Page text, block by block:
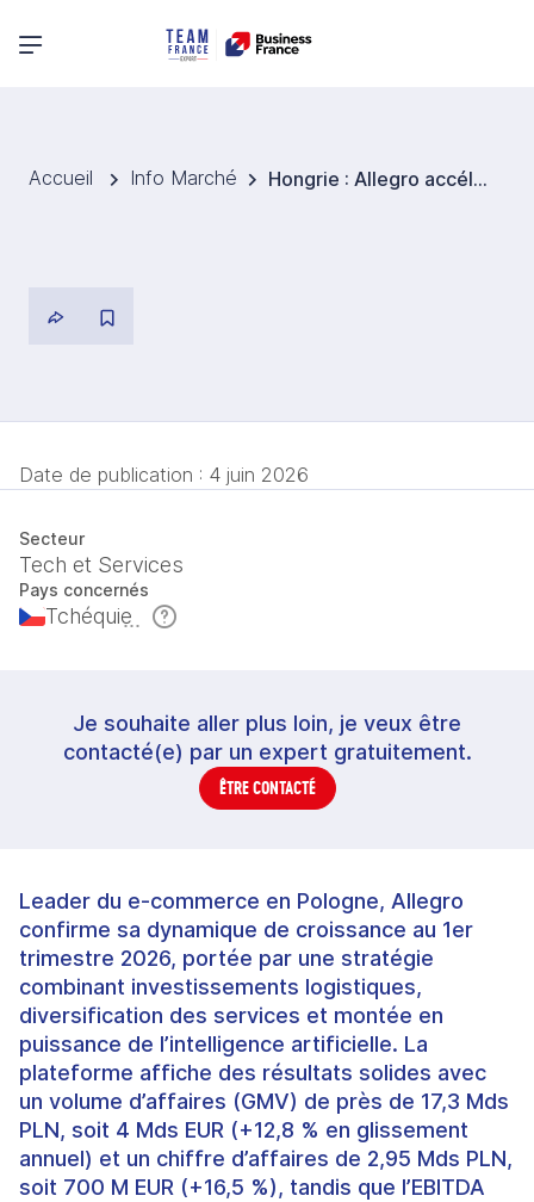
Menu principal
Accueil Info Marché Hongrie : Allegro accélère sa transformation pour consolider son leadership en Europe centrale
Date de publication : 4 juin 2026
Secteur
Tech et Services
Pays concernés
Tchéquie
Je souhaite aller plus loin, je veux être
contacté(e) par un expert gratuitement.
ÊTRE CONTACTÉ
Leader du e-commerce en Pologne, Allegro
confirme sa dynamique de croissance au 1er
trimestre 2026, portée par une stratégie
combinant investissements logistiques,
diversification des services et montée en
puissance de l’intelligence artificielle. La
plateforme affiche des résultats solides avec
un volume d’affaires (GMV) de près de 17,3 Mds
PLN, soit 4 Mds EUR (+12,8 % en glissement
annuel) et un chiffre d’affaires de 2,95 Mds PLN,
soit 700 M EUR (+16,5 %), tandis que l’EBITDA